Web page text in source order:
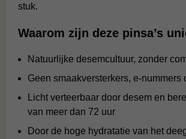
stuk.
Waarom zijn deze pinsa’s
Natuurlijke desemcultuur, zonder
Geen smaakversterkers, e-nummers
Licht verteerbaar door desem en
van meer dan 72 uur
Door de hoge hydratatie van het